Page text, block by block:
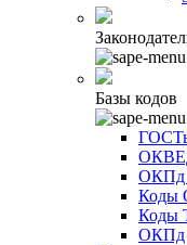
Базы кодов
ОКПд
Коды
Коды
ОКПд